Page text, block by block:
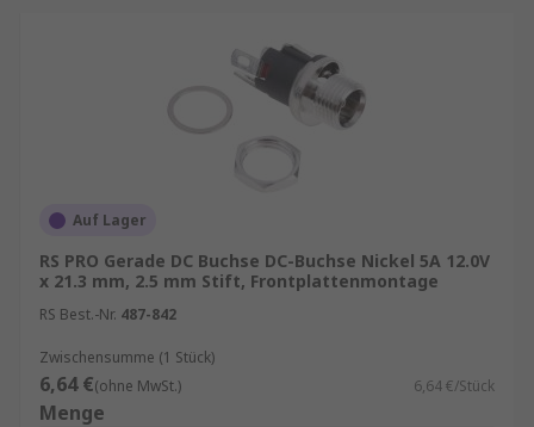
Auf Lager
RS PRO Gerade DC Buchse DC-Buchse Nickel 5A 12.0V
x 21.3 mm, 2.5 mm Stift, Frontplattenmontage
RS Best.-Nr. 487-842
Zwischensumme (1 Stück)
6,64 €(ohne MwSt.) 6,64 €/Stück
Menge